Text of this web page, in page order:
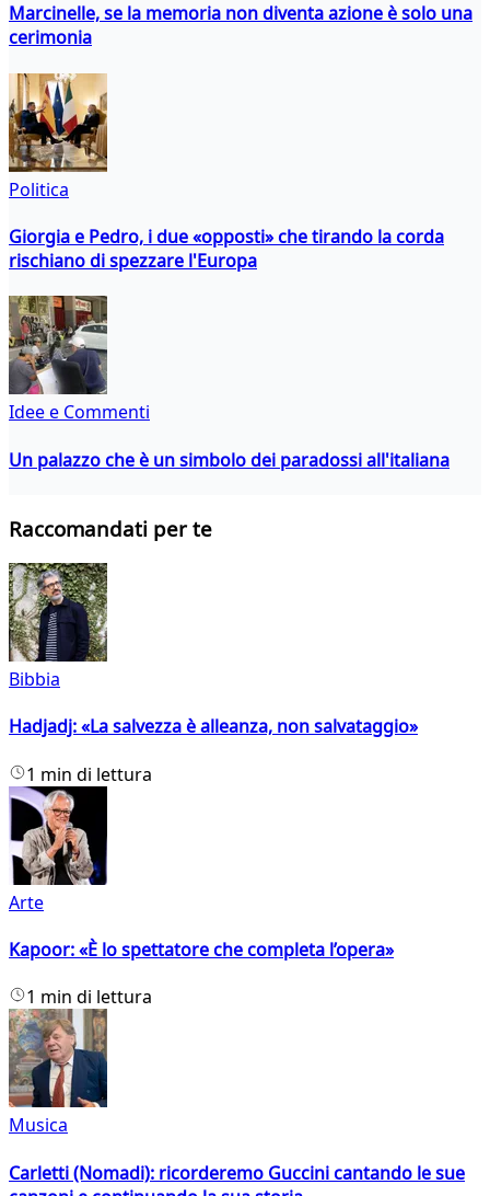
Marcinelle, se la memoria non diventa azione è solo una
cerimonia
Politica
Giorgia e Pedro, i due «opposti» che tirando la corda
rischiano di spezzare l'Europa
Idee e Commenti
Un palazzo che è un simbolo dei paradossi all'italiana
Raccomandati per te
Bibbia
Hadjadj: «La salvezza è alleanza, non salvataggio»
1 min di lettura
Arte
Kapoor: «È lo spettatore che completa l’opera»
1 min di lettura
Musica
Carletti (Nomadi): ricorderemo Guccini cantando le sue